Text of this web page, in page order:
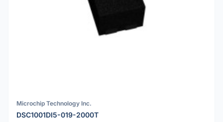
Microchip Technology Inc.
DSC1001DI5-019-2000T